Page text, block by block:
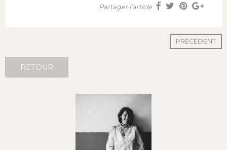
Partager l'article
PRÉCÉDENT
RETOUR